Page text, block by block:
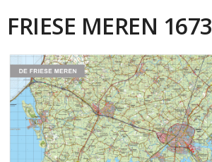
FRIESE MEREN 1673